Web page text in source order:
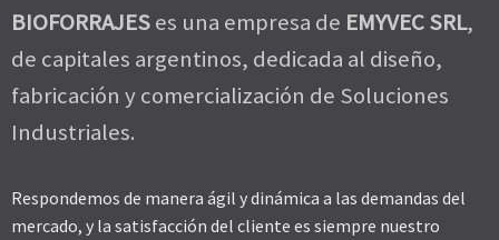
BIOFORRAJESes una empresa de EMYVEC SRL,
de capitales argentinos, dedicada al diseño,
fabricación y comercialización de Soluciones
Industriales.
Respondemos de manera ágil y dinámica a las demandas del
mercado, y la satisfacción del cliente es siempre nuestro